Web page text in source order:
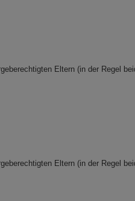
Eltern (in der Regel
Eltern (in der Regel